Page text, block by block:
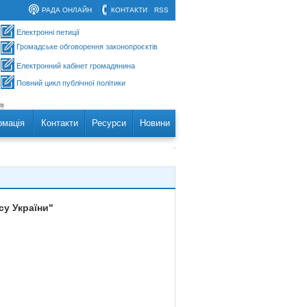
RSS
КОНТАКТИ
РАДА ОНЛАЙН
Електронні петиції
Громадське обговорення законопроєктів
Електронний кабінет громадянина
Повний цикл публічної політики
Контакти Ресурси Новини
України"